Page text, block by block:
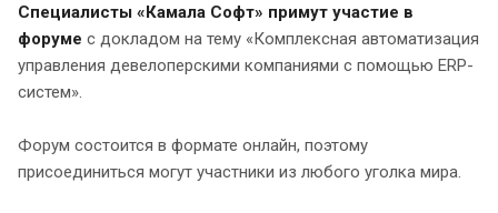
Специалисты «Камала Софт» примут участие в
форуме с докладом на тему «Комплексная автоматизация
управления девелоперскими компаниями с помощью ERP-
систем».
Форум состоится в формате онлайн, поэтому
присоединиться могут участники из любого уголка мира.